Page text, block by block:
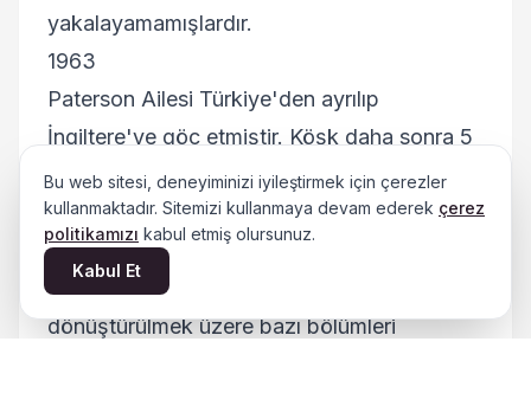
yakalayamamışlardır.
1963
Paterson Ailesi Türkiye'den ayrılıp
İngiltere'ye göç etmiştir. Köşk daha sonra 5
yıla yakın bir süre NATO personeli tarafından
ofis olarak kullanılmıştır.
1973 - 1978
1973'te bir firma tarafından halı fabrikasına
dönüştürülmek üzere bazı bölümleri
Bu web sitesi, deneyiminizi iyileştirmek için çerezler
kullanmaktadır. Sitemizi kullanmaya devam ederek çerez
politikamızı kabul etmiş olursunuz.
Kabul Et